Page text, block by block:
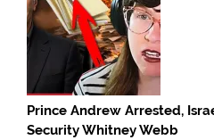
Prince Andrew Arrested,
Security Whitney Webb